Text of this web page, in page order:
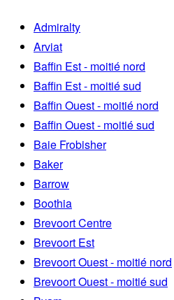
Admiralty
Arviat
Baffin Est - moitié nord
Baffin Est - moitié sud
Baffin Ouest - moitié nord
Baffin Ouest - moitié sud
Baie Frobisher
Baker
Barrow
Boothia
Brevoort Centre
Brevoort Est
Brevoort Ouest - moitié nord
Brevoort Ouest - moitié sud